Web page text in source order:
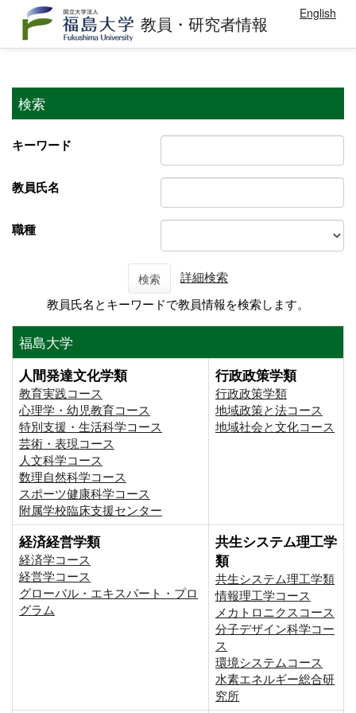
教員・研究者情報 English
検索
キーワード
教員氏名
職種
検索
詳細検索
教員氏名とキーワードで教員情報を検索します。
福島大学
人間発達文化学類
教育実践コース
心理学・幼児教育コース
特別支援・生活科学コース
芸術・表現コース
人文科学コース
数理自然科学コース
スポーツ健康科学コース
附属学校臨床支援センター
行政政策学類
行政政策学類
地域政策と法コース
地域社会と文化コース
経済経営学類
経済学コース
経営学コース
グローバル・エキスパート・プロ
グラム
共生システム理工学
類
共生システム理工学類
情報理工学コース
メカトロニクスコース
分子デザイン科学コー
ス
環境システムコース
⽔素エネルギー総合研
究所